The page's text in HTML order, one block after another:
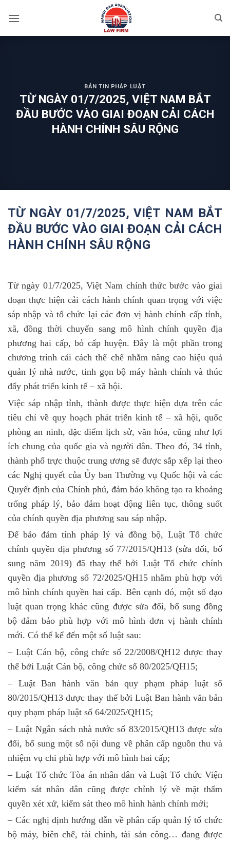
BẢN TIN PHÁP LUẬT
TỪ NGÀY 01/7/2025, VIỆT NAM BẮT
ĐẦU BƯỚC VÀO GIAI ĐOẠN CẢI CÁCH
HÀNH CHÍNH SÂU RỘNG
TỪ NGÀY 01/7/2025, VIỆT NAM BẮT
ĐẦU BƯỚC VÀO GIAI ĐOẠN CẢI CÁCH
HÀNH CHÍNH SÂU RỘNG
Từ ngày 01/7/2025, Việt Nam chính thức bước vào giai
đoạn thực hiện cải cách hành chính quan trọng với việc
sáp nhập và tổ chức lại các đơn vị hành chính cấp tỉnh,
xã, đồng thời chuyển sang mô hình chính quyền địa
phương hai cấp, bỏ cấp huyện. Đây là một phần trong
chương trình cải cách thể chế nhằm nâng cao hiệu quả
quản lý nhà nước, tinh gọn bộ máy hành chính và thúc
đẩy phát triển kinh tế – xã hội.
Việc sáp nhập tỉnh, thành được thực hiện dựa trên các
tiêu chí về quy hoạch phát triển kinh tế – xã hội, quốc
phòng an ninh, đặc điểm lịch sử, văn hóa, cũng như lợi
ích chung của quốc gia và người dân. Theo đó, 34 tỉnh,
thành phố trực thuộc trung ương sẽ được sắp xếp lại theo
các Nghị quyết của Ủy ban Thường vụ Quốc hội và các
Quyết định của Chính phủ, đảm bảo không tạo ra khoảng
trống pháp lý, bảo đảm hoạt động liên tục, thông suốt
của chính quyền địa phương sau sáp nhập.
Để bảo đảm tính pháp lý và đồng bộ, Luật Tổ chức
chính quyền địa phương số 77/2015/QH13 (sửa đổi, bổ
sung năm 2019) đã thay thế bởi Luật Tổ chức chính
quyền địa phương số 72/2025/QH15 nhằm phù hợp với
mô hình chính quyền hai cấp. Bên cạnh đó, một số đạo
luật quan trọng khác cũng được sửa đổi, bổ sung đồng
bộ đảm bảo phù hợp với mô hình đơn vị hành chính
mới. Có thể kể đến một số luật sau:
– Luật Cán bộ, công chức số 22/2008/QH12 được thay
thế bởi Luật Cán bộ, công chức số 80/2025/QH15;
– Luật Ban hành văn bản quy phạm pháp luật số
80/2015/QH13 được thay thế bởi Luật Ban hành văn bản
quy phạm pháp luật số 64/2025/QH15;
– Luật Ngân sách nhà nước số 83/2015/QH13 được sửa
đổi, bổ sung một số nội dung về phân cấp nguồn thu và
nhiệm vụ chi phù hợp với mô hình hai cấp;
– Luật Tổ chức Tòa án nhân dân và Luật Tổ chức Viện
kiểm sát nhân dân cũng được chỉnh lý về mặt thẩm
quyền xét xử, kiểm sát theo mô hình hành chính mới;
– Các nghị định hướng dẫn về phân cấp quản lý tổ chức
bộ máy, biên chế, tài chính, tài sản công… đang được